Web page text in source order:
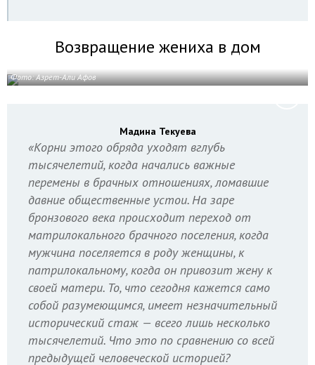
Возвращение жениха в дом
Фото: Азрет-Али Афов
Мадина Текуева
«Корни этого обряда уходят вглубь
тысячелетий, когда начались важные
перемены в брачных отношениях, ломавшие
давние общественные устои. На заре
бронзового века происходит переход от
матрилокального брачного поселения, когда
мужчина поселяется в роду женщины, к
патрилокальному, когда он привозит жену к
своей матери. То, что сегодня кажется само
собой разумеющимся, имеет незначительный
исторический стаж — всего лишь несколько
тысячелетий. Что это по сравнению со всей
предыдущей человеческой историей?